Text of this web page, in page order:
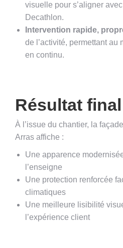
visuelle pour s’aligner
Decathlon.
Intervention rapide,
de l’activité, permettant au
en continu.
Résultat final
À l’issue du chantier, la
Arras affiche :
Une apparence
l’enseigne
Une protection renforcée
climatiques
Une meilleure lisibilité
l’expérience client